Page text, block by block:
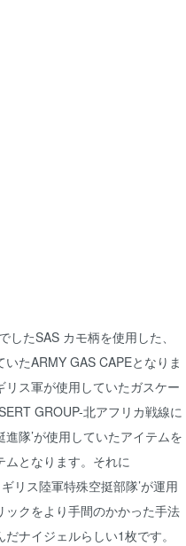
たSAS カモ柄を使用した、
たARMY GAS CAPEとなりま
ス軍が使用していたガスケー
GROUP-北アフリカ戦線に
隊’が使用していたアイテムを
となります。それに
リス陸軍特殊空挺部隊’が運用
ックをより手間のかかった手法
ナイジェルらしい1枚です。